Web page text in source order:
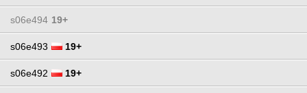
s06e494 19+
s06e493 19+
s06e492 19+